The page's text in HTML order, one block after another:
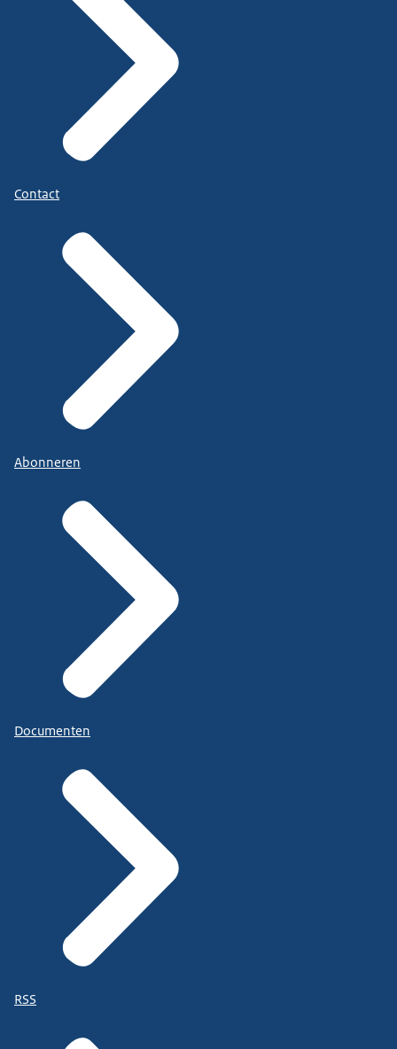
Contact
Abonneren
Documenten
RSS